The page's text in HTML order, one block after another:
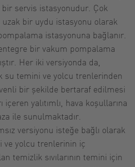
servis istasyonudur. Çok
bir uydu istasyonu olarak
istasyonuna bağlanır.
bir vakum pompalama
Her iki versiyonda da,
su temini ve yolcu trenlerinden
bir şekilde bertaraf edilmesi
yalıtımlı, hava koşullarına
ile sunulmaktadır.
versiyonu isteğe bağlı olarak
ve yolcu trenlerinin iç
temizlik sıvılarının temini için